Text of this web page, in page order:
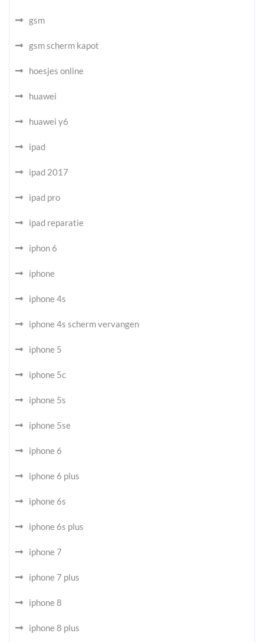
gsm
gsm scherm kapot
hoesjes online
huawei
huawei y6
ipad
ipad 2017
ipad pro
ipad reparatie
iphon 6
iphone
iphone 4s
iphone 4s scherm vervangen
iphone 5
iphone 5c
iphone 5s
iphone 5se
iphone 6
iphone 6 plus
iphone 6s
iphone 6s plus
iphone 7
iphone 7 plus
iphone 8
iphone 8 plus